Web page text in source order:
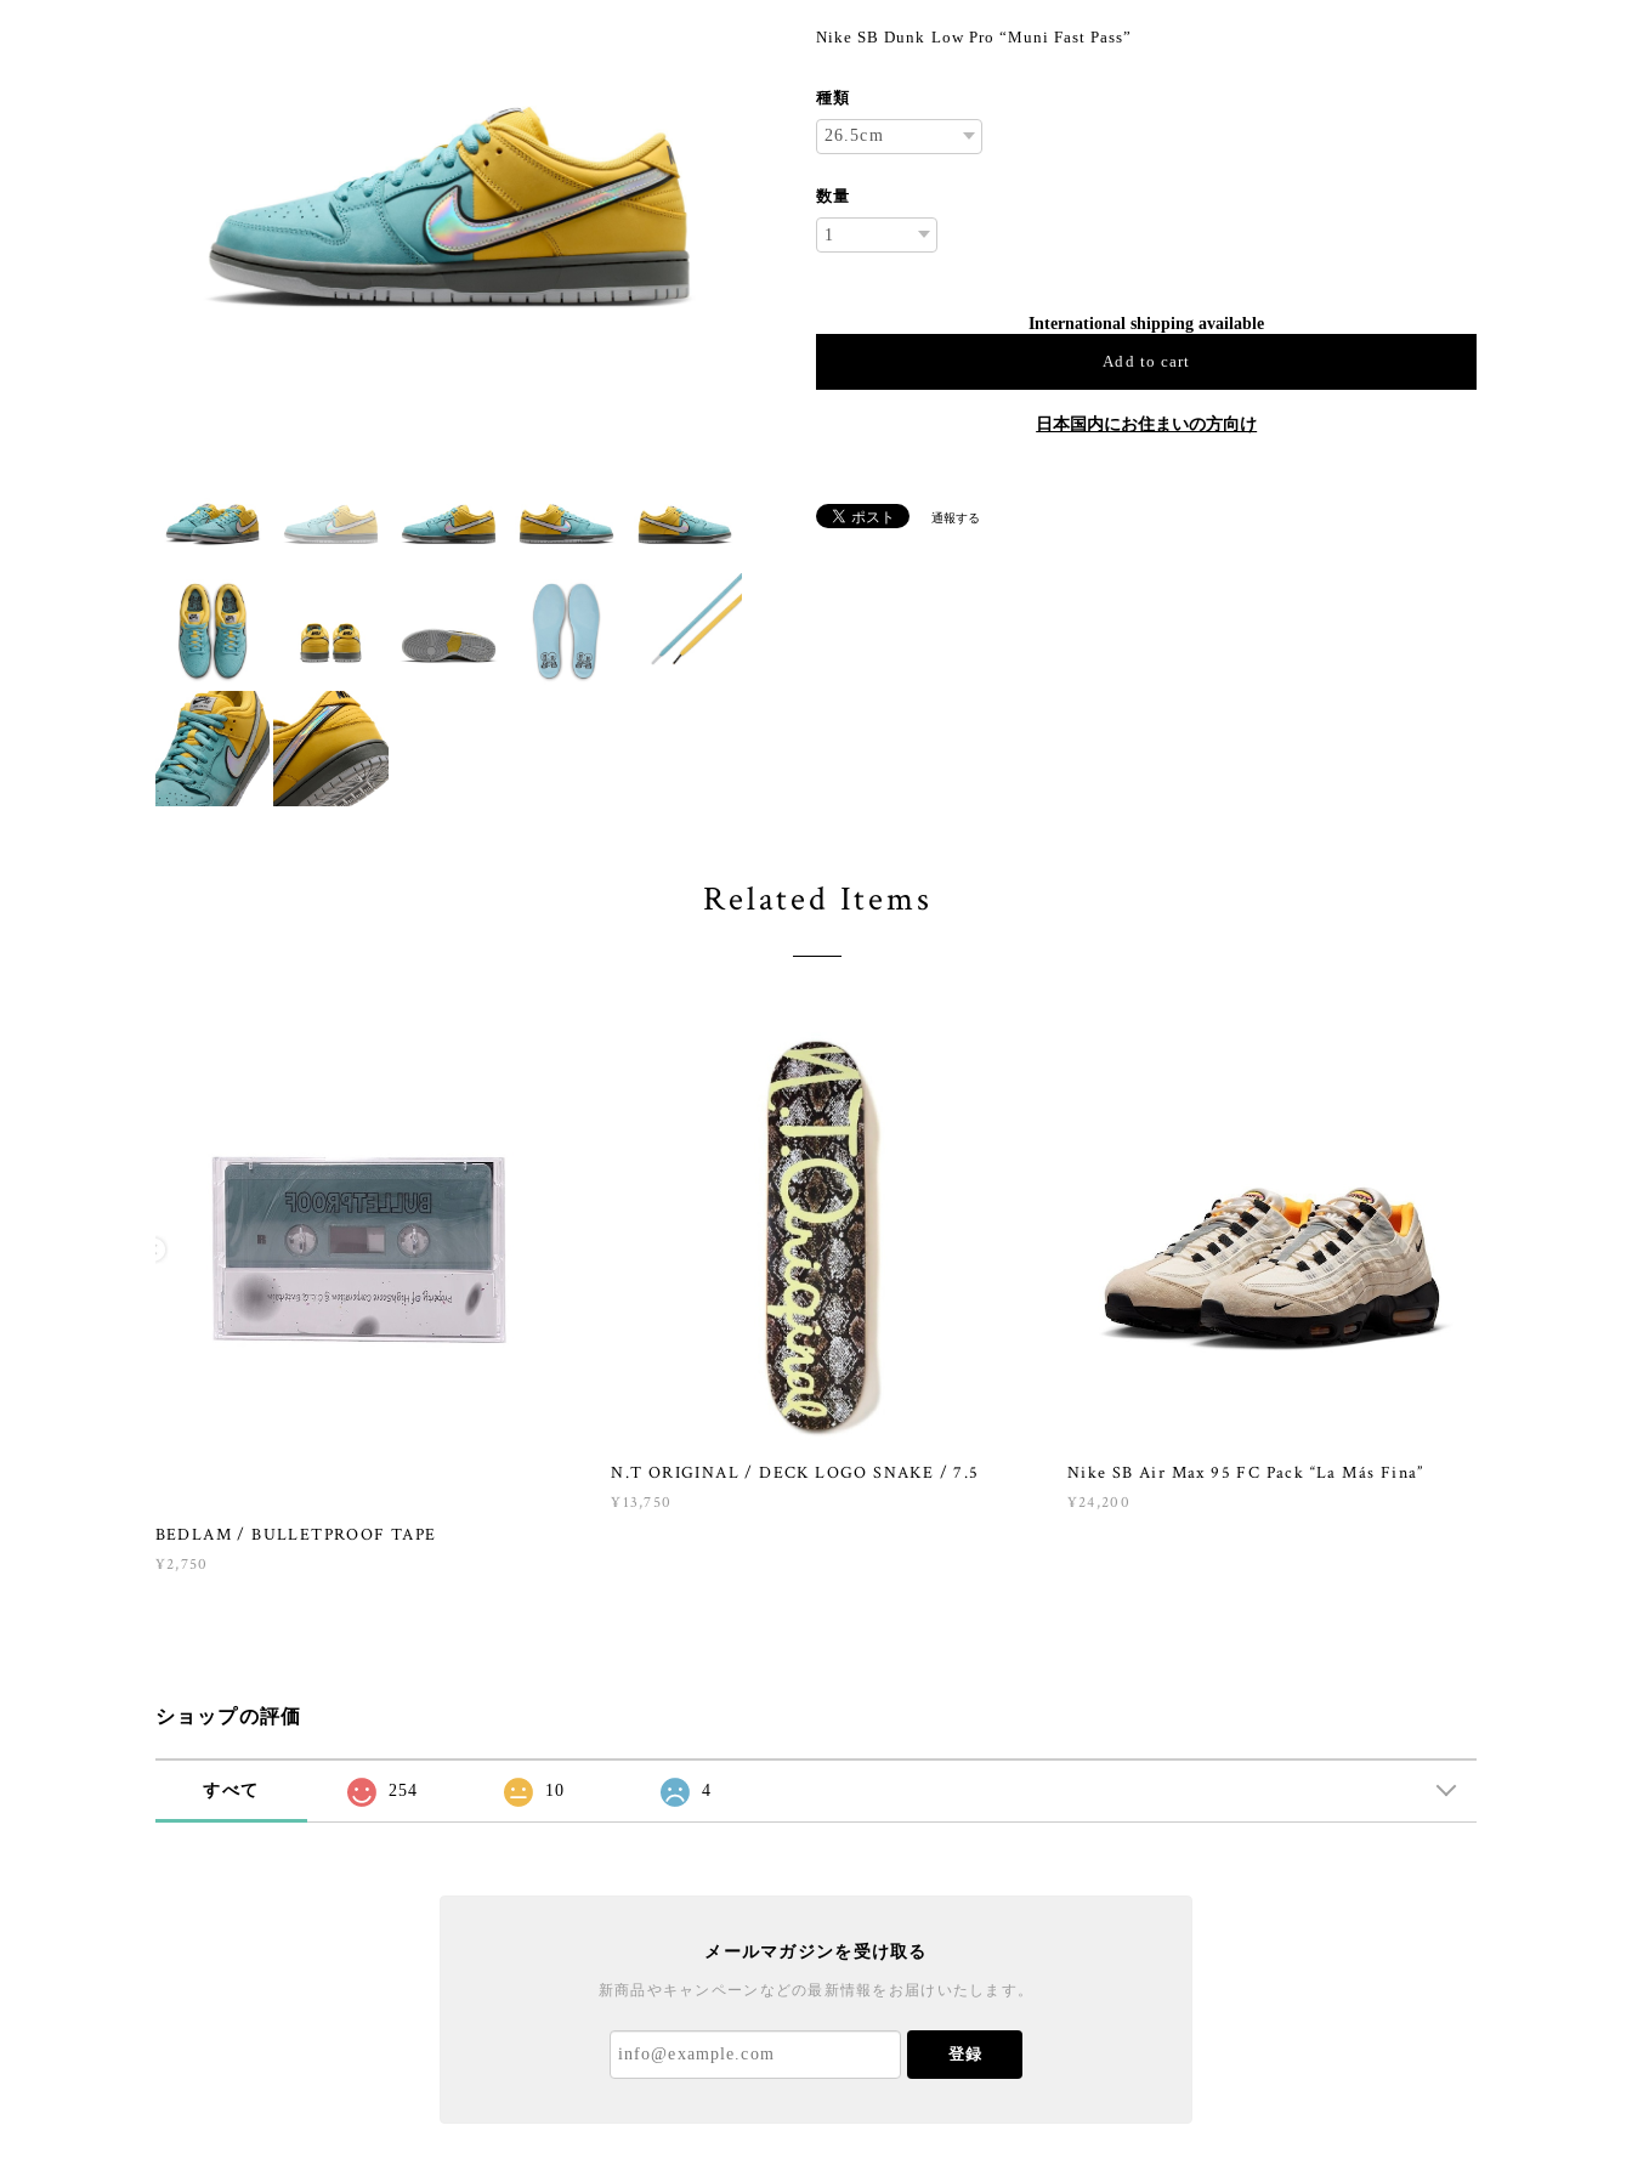
Nike SB Dunk Low Pro “Muni Fast Pass”
種類
数量
International shipping available
Add to cart
日本国内にお住まいの方向け
通報する
Related Items
BEDLAM / BULLETPROOF TAPE
¥2,750
N.T ORIGINAL / DECK LOGO SNAKE / 7.5
¥13,750
Nike SB Air Max 95 FC Pack “La Más Fina”
¥24,200
ショップの評価
すべて 254 10 4
メールマガジンを受け取る
新商品やキャンペーンなどの最新情報をお届けいたします。
登録